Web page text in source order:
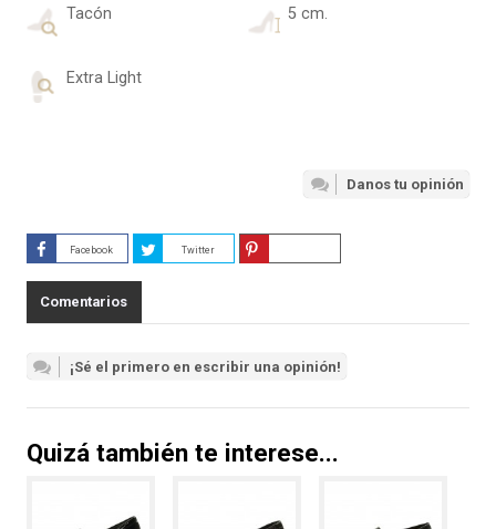
Tacón 5 cm.
Extra Light
Danos tu opinión
Facebook Twitter
Comentarios
¡Sé el primero en escribir una opinión!
Quizá también te interese...